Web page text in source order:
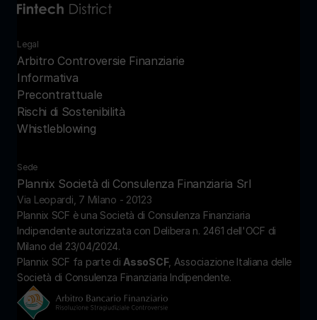
Sede
Plannix Società di Consulenza Finanziaria Srl
Via Leopardi, 7 Milano - 20123
Legal
Arbitro Controversie Finanziarie
Informativa
Precontrattuale
Rischi di Sostenibilità
Whistleblowing
Plannix SCF è una Società di Consulenza Finanziaria
Indipendente autorizzata con Delibera n. 2461 dell'OCF di
Milano del 23/04/2024.
Plannix SCF fa parte di AssoSCF, Associazione Italiana delle
Società di Consulenza Finanziaria Indipendente.